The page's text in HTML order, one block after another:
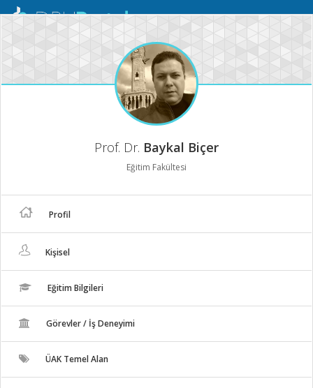
Mobil
Prof. Dr. Baykal Biçer
Eğitim Fakültesi
Profil
Kişisel
Eğitim Bilgileri
Görevler / İş Deneyimi
ÜAK Temel Alan